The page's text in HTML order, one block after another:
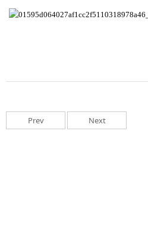
Prev Next